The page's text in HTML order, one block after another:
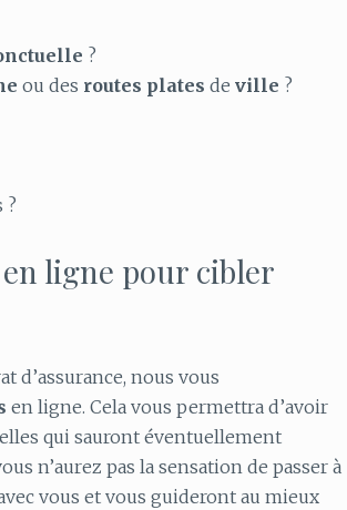
?
ou des routes plates deville ?
?
ligne pour cibler
d’assurance, nous vous
en ligne. Cela vous permettra d’avoir
qui sauront éventuellement
n’aurez pas la sensation de passer à
vous et vous guideront au mieux